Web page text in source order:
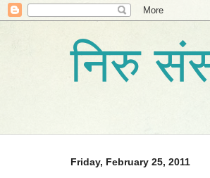
निरु
Friday, February 25, 2011